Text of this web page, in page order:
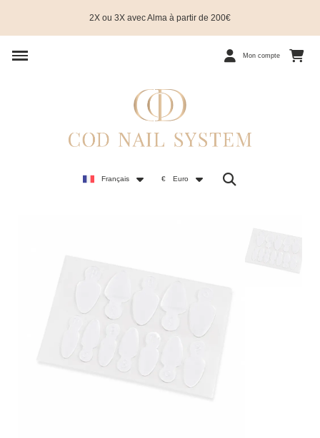
2X ou 3X avec Alma à partir de 200€
Mon compte
Français € Euro